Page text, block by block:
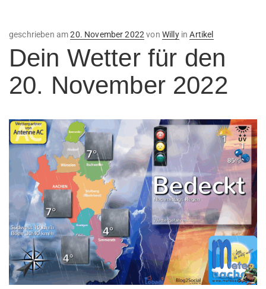
geschrieben amVeröffentlicht
am
20. November 2022 von WillyinArtikel
Dein Wetter für den
20. November 2022